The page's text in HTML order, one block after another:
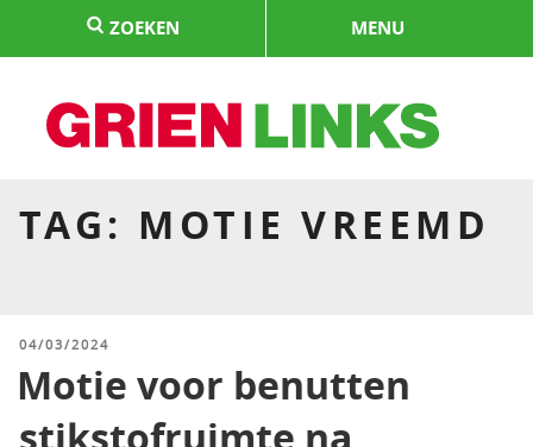
springen
ZOEKEN MENU
TAG: MOTIE VREEMD
GEPLAATST
04/03/2024
Motie voor benutten